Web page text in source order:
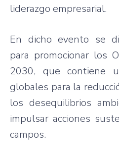
liderazgo empresarial.
En dicho evento se
para promocionar los
2030, que contiene
globales para la
los desequilibrios
impulsar acciones
campos.